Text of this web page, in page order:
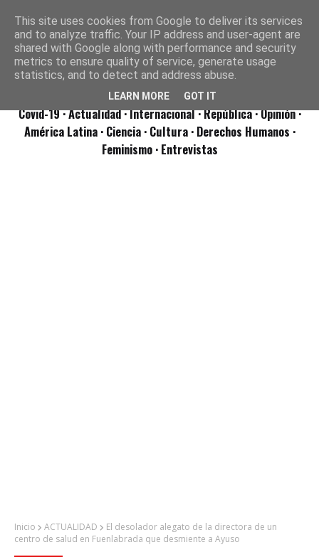
Covid-19· Actualidad· Internacional· República· Opinión·
América Latina · Ciencia · Cultura · Derechos Humanos ·
Feminismo · Entrevistas
Inicio ACTUALIDAD
El desolador alegato de la directora de un
centro de salud en Fuenlabrada que desmiente a Ayuso
This site uses cookies from Google to deliver its services
and to analyze traffic. Your IP address and user-agent are
shared with Google along with performance and security
metrics to ensure quality of service, generate usage
statistics, and to detect and address abuse.
LEARN MORE GOT IT